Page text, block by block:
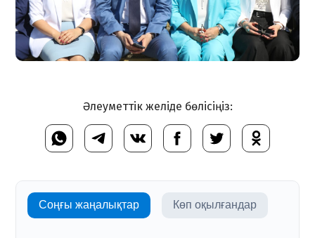
Әлеуметтік желіде бөлісіңіз:
Соңғы жаңалықтар Көп оқылғандар